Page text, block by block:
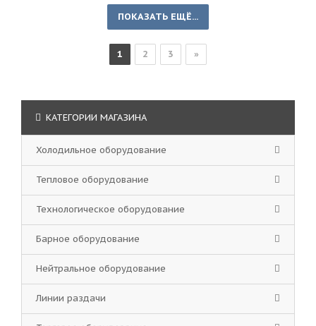
ПОКАЗАТЬ ЕЩЁ...
1 2 3 »
КАТЕГОРИИ МАГАЗИНА
Холодильное оборудование
Тепловое оборудование
Технологическое оборудование
Барное оборудование
Нейтральное оборудование
Линии раздачи